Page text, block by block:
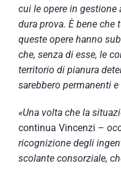
cui le opere in gestione
dura prova. È bene che
queste opere hanno
che, senza di esse, le
territorio di pianura
sarebbero permanenti
«Una volta che la
continua Vincenzi –
ricognizione degli
scolante consorziale,